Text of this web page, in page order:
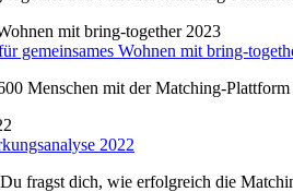
gemeinsames Wohnen mit bring-
Menschen mit der Matching-
2022
fragst dich, wie erfolgreich die